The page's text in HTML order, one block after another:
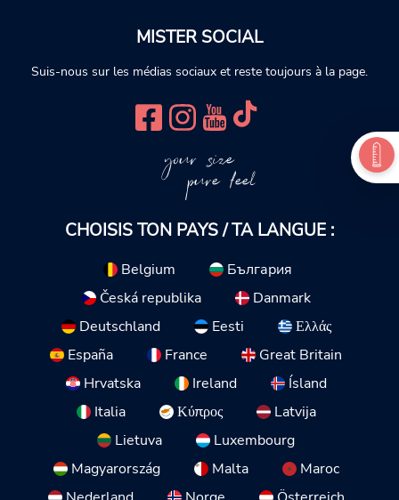
MISTER SOCIAL
Suis-nous sur les médias sociaux et reste toujours à la page.
your size
pure feel
CHOISIS TON PAYS / TA LANGUE :
Belgium
България
Česká republika
Danmark
Deutschland
Eesti
Ελλάς
España
France
Great Britain
Hrvatska
Ireland
Ísland
Italia
Κύπρος
Latvija
Lietuva
Luxembourg
Magyarország
Malta
Maroc